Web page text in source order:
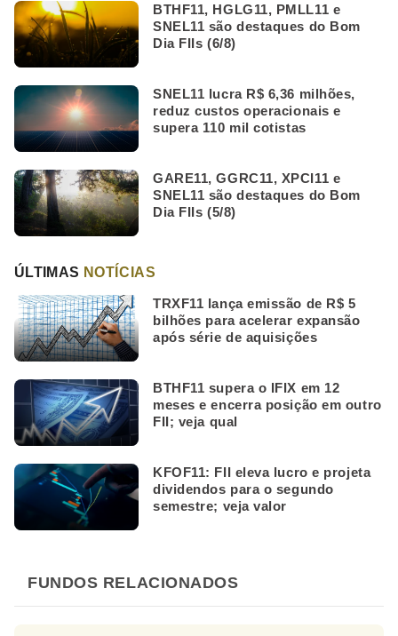
BTHF11, HGLG11, PMLL11 e
SNEL11 são destaques do Bom
Dia FIIs (6/8)
SNEL11 lucra R$ 6,36 milhões,
reduz custos operacionais e
supera 110 mil cotistas
GARE11, GGRC11, XPCI11 e
SNEL11 são destaques do Bom
Dia FIIs (5/8)
ÚLTIMAS NOTÍCIAS
TRXF11 lança emissão de R$ 5
bilhões para acelerar expansão
após série de aquisições
BTHF11 supera o IFIX em 12
meses e encerra posição em outro
FII; veja qual
KFOF11: FII eleva lucro e projeta
dividendos para o segundo
semestre; veja valor
FUNDOS RELACIONADOS